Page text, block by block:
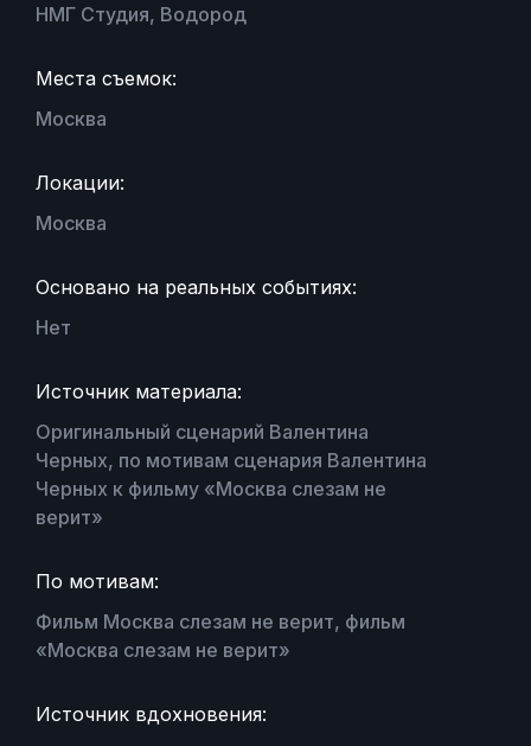
НМГ Студия, Водород
Места съемок:
Москва
Локации:
Москва
Основано на реальных событиях:
Нет
Источник материала:
Оригинальный сценарий Валентина
Черных, по мотивам сценария Валентина
Черных к фильму «Москва слезам не
верит»
По мотивам:
Фильм Москва слезам не верит, фильм
«Москва слезам не верит»
Источник вдохновения: